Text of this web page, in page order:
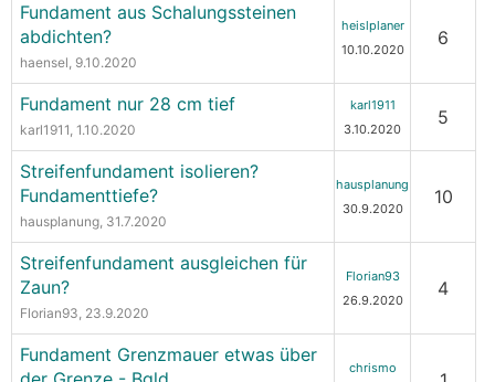
Fundament aus Schalungssteinen
abdichten?
haensel, 9.10.2020
heislplaner
10.10.2020
6
Fundament nur 28 cm tief
karl1911, 1.10.2020
karl1911
3.10.2020
5
Streifenfundament isolieren?
Fundamenttiefe?
hausplanung, 31.7.2020
hausplanung
30.9.2020
10
Streifenfundament ausgleichen für
Zaun?
Florian93, 23.9.2020
Florian93
26.9.2020
4
Fundament Grenzmauer etwas über
chrismo